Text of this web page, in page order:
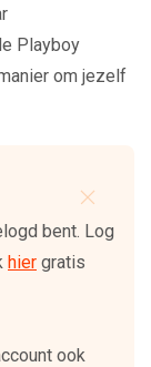
Playboy
om jezelf
bent. Log
hier gratis
ook